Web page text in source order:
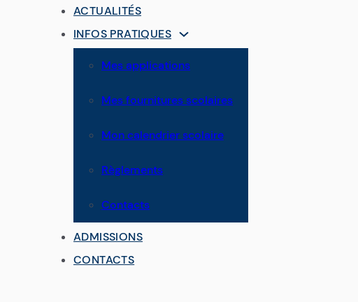
ACTUALITÉS
INFOS PRATIQUES
Mes applications
Mes fournitures scolaires
Mon calendrier scolaire
Règlements
Contacts
ADMISSIONS
CONTACTS